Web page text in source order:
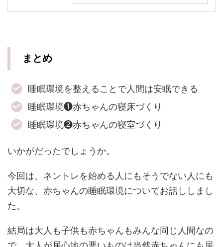
まとめ
睡眠環境を整えることで人間は安眠できる
睡眠環境❶赤ちゃんの寝床づくり
睡眠環境❷赤ちゃんの寝室づくり
いかがだったでしょうか。
今回は、ネントレを始める人にもそうでない人にも
大切な、赤ちゃんの睡眠環境についてお話ししまし
た。
結局は大人も子供も赤ちゃんもみんな同じ人間なの